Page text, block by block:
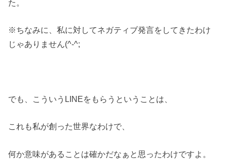
た。
※ちなみに、私に対してネガティブ発言をしてきたわけ
じゃありません(^-^;
でも、こういうLINEをもらうということは、
これも私が創った世界なわけで、
何か意味があることは確かだなぁと思ったわけですよ。